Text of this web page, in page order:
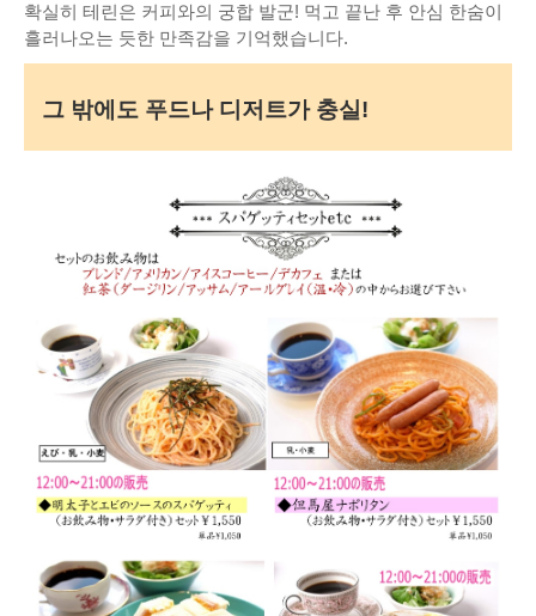
확실히 테린은 커피와의 궁합 발군! 먹고 끝난 후 안심 한숨이
흘러나오는 듯한 만족감을 기억했습니다.
그 밖에도 푸드나 디저트가 충실!